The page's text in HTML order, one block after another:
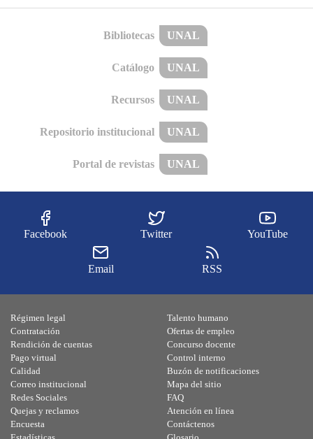
Bibliotecas UNAL
Catálogo UNAL
Recursos UNAL
Repositorio institucional UNAL
Portal de revistas UNAL
Facebook Twitter YouTube
Email RSS
Régimen legal
Contratación
Rendición de cuentas
Pago virtual
Calidad
Talento humano
Ofertas de empleo
Concurso docente
Control interno
Buzón de notificaciones
Correo institucional
Redes Sociales
Quejas y reclamos
Encuesta
Mapa del sitio
FAQ
Atención en línea
Contáctenos